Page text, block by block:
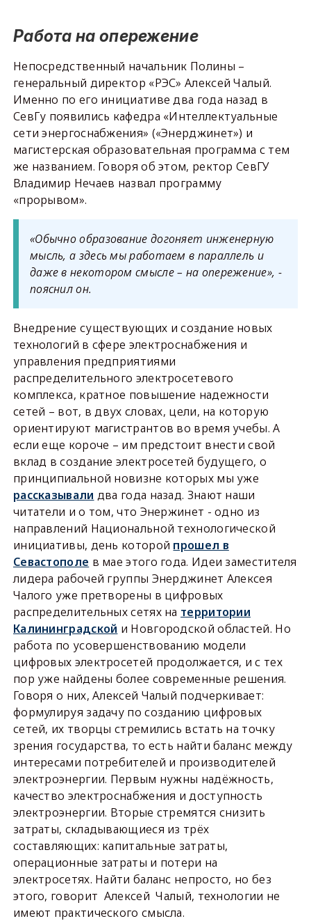
Работа на опережение
Непосредственный начальник Полины –
генеральный директор «РЭС» Алексей Чалый.
Именно по его инициативе два года назад в
СевГу появились кафедра «Интеллектуальные
сети энергоснабжения» («Энерджинет») и
магистерская образовательная программа с тем
же названием. Говоря об этом, ректор СевГУ
Владимир Нечаев назвал программу
«прорывом».
«Обычно образование догоняет инженерную
мысль, а здесь мы работаем в параллель и
даже в некотором смысле – на опережение», -
пояснил он.
Внедрение существующих и создание новых
технологий в сфере электроснабжения и
управления предприятиями
распределительного электросетевого
комплекса, кратное повышение надежности
сетей – вот, в двух словах, цели, на которую
ориентируют магистрантов во время учебы. А
если еще короче – им предстоит внести свой
вклад в создание электросетей будущего, о
принципиальной новизне которых мы уже
рассказывали два года назад. Знают наши
читатели и о том, что Энержинет - одно из
направлений Национальной технологической
инициативы, день которой прошел в
Севастополе в мае этого года. Идеи заместителя
лидера рабочей группы Энерджинет Алексея
Чалого уже претворены в цифровых
распределительных сетях на территории
Калининградской и Новгородской областей. Но
работа по усовершенствованию модели
цифровых электросетей продолжается, и с тех
пор уже найдены более современные решения.
Говоря о них, Алексей Чалый подчеркивает:
формулируя задачу по созданию цифровых
сетей, их творцы стремились встать на точку
зрения государства, то есть найти баланс между
интересами потребителей и производителей
электроэнергии. Первым нужны надёжность,
качество электроснабжения и доступность
электроэнергии. Вторые стремятся снизить
затраты, складывающиеся из трёх
составляющих: капитальные затраты,
операционные затраты и потери на
электросетях. Найти баланс непросто, но без
этого, говорит Алексей Чалый, технологии не
имеют практического смысла.